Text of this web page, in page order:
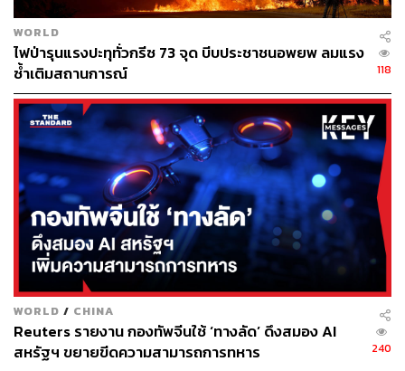
Northern Ireland
X
144
ABOUT THE AUTHOR
ณรงค์กร มโนจันทร์เพ็ญ
Content Creator กองบรรณาธิการข่าว THE
WORLD
ไฟป่ารุนแรงปะทุทั่วกรีซ 73 จุด บีบประชาชนอพยพ ลมแรง
ซ้ำเติมสถานการณ์
118
WORLD / CHINA
Reuters รายงาน กองทัพจีนใช้ ‘ทางลัด’ ดึงสมอง AI
สหรัฐฯ ขยายขีดความสามารถการทหาร
240